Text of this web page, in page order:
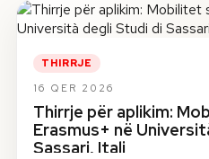
THIRRJE
16 QER 2026
Thirrje për aplikim:
Erasmus+ në
Sassari, Itali